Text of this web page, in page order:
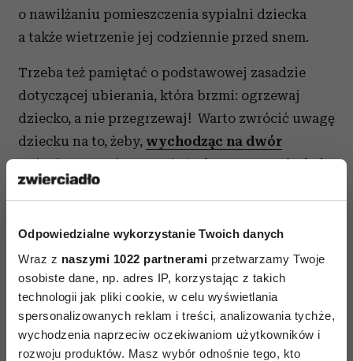
Odpowiedzialne wykorzystanie Twoich danych
Wraz z naszymi 1022 partnerami przetwarzamy Twoje
osobiste dane, np. adres IP, korzystając z takich
technologii jak pliki cookie, w celu wyświetlania
spersonalizowanych reklam i treści, analizowania tychże,
wychodzenia naprzeciw oczekiwaniom użytkowników i
rozwoju produktów. Masz wybór odnośnie tego, kto
o nawilżaniu pomieszczenia sypialni dziecka
a także wietrzenie jej codziennie przed snem.
Trzeba też pamiętać o podstawowej zasadzie
dotyczącej ubierania, która brzmi: ogrzewaj
dziecko, a nie przegrzewaj! Warto zwrócić uwagę
dziecku na to, żeby, wychodząc na dwór
z ciepłego pomieszczenia (z domu, z przedszkola,
ze szkoły ), nie rozmawiało. Różnica temperatur
rozgrzane struny głosowe w zetknięciu
z zimnym powietrzem są szczególnie narażone
na infekcje, co może przekształcić się w zapalenie
gardła. Najlepiej jest oddychać przez nos i nie
wpuszczać do gardła zimnego powietrza.